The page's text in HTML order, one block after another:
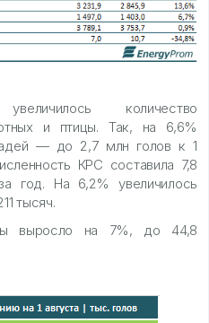
количество
и птицы. Так, на 6,6%
— до 2,7 млн голов к 1
КРС составила 7,8
год. На 6,2% увеличилось
тысяч.
выросло на 7%, до 44,8